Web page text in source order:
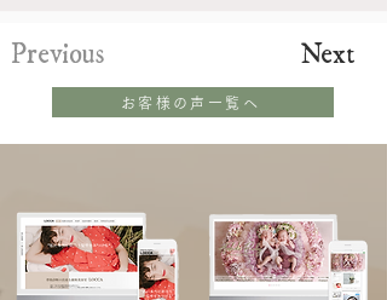
Previous Next
お客様の声一覧へ